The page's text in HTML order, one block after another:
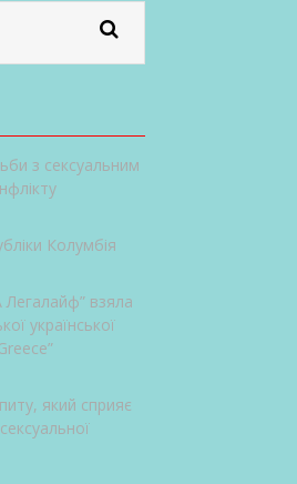
з сексуальним
Колумбія
взяла
української
який сприяє